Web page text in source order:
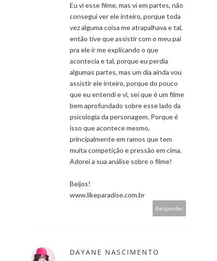
Eu vi esse filme, mas vi em partes, não
consegui ver ele inteiro, porque toda
vez alguma coisa me atrapalhava e tal,
então tive que assistir com o meu pai
pra ele ir me explicando o que
acontecia e tal, porque eu perdia
algumas partes, mas um dia ainda vou
assistir ele inteiro, porque do pouco
que eu entendi e vi, sei que é um filme
bem aprofundado sobre esse lado da
psicologia da personagem. Porque é
isso que acontece mesmo,
principalmente em ramos que tem
muita competição e pressão em cima.
Adorei a sua análise sobre o filme!
Beijos!
www.likeparadise.com.br
Responder
DAYANE NASCIMENTO